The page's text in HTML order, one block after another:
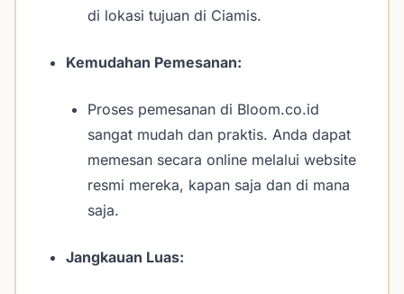
di lokasi tujuan di Ciamis.
Kemudahan Pemesanan:
Proses pemesanan di Bloom.co.id
sangat mudah dan praktis. Anda dapat
memesan secara online melalui website
resmi mereka, kapan saja dan di mana
saja.
Jangkauan Luas: